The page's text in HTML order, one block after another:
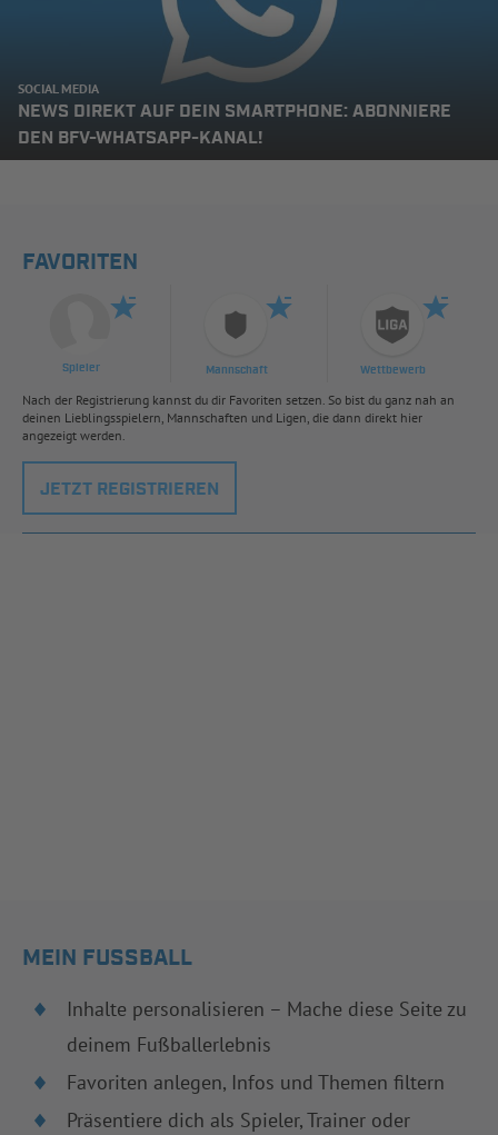
SOCIAL MEDIA
NEWS DIREKT AUF DEIN SMARTPHONE: ABONNIERE
DEN BFV-WHATSAPP-KANAL!
FAVORITEN
Spieler Mannschaft Wettbewerb
Nach der Registrierung kannst du dir Favoriten setzen. So bist du ganz nah an
deinen Lieblingsspielern, Mannschaften und Ligen, die dann direkt hier
angezeigt werden.
JETZT REGISTRIEREN
MEIN FUSSBALL
Inhalte personalisieren – Mache diese Seite zu
deinem Fußballerlebnis
Favoriten anlegen, Infos und Themen filtern
Präsentiere dich als Spieler, Trainer oder